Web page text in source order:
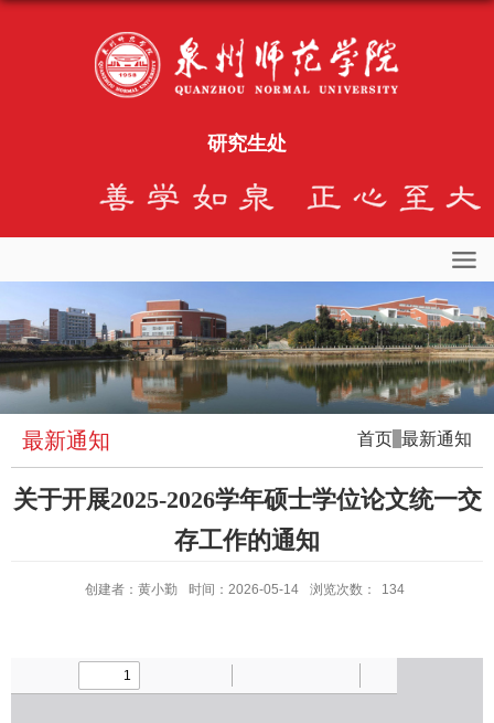
研究生处
首页 最新通知
最新通知
关于开展2025-2026学年硕士学位论文统一交
存工作的通知
创建者：黄小勤 时间：2026-05-14 浏览次数： 134